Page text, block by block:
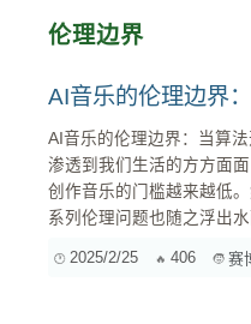
伦理边界
AI音乐的伦理边界
AI音乐的伦理边界：当算法开始谱写旋律
渗透到我们生活的方方面
创作音乐的门槛越来越低
系列伦理问题也随之浮出
经历了漫长的发展过程。
2025/2/25 406 赛